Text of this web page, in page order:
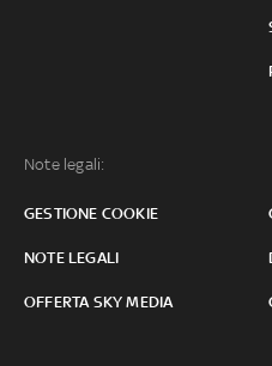
Note legali:
GESTIONE COOKIE
NOTE LEGALI
OFFERTA SKY MEDIA